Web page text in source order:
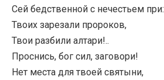
Сей бедственной с нечестьем при:
Твоих зарезали пророков,
Твои разбили алтари!..
Проснись, бог сил, заговори!
Нет места для твоей святыни,